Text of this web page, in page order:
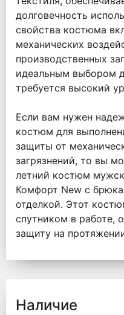
долговечность
свойства костюма
механических
производственных
идеальным выбором
требуется высокий
Если вам нужен
костюм для
защиты от
загрязнений, то вы
летний костюм
Комфорт New с
отделкой. Этот
спутником в работе,
защиту на
Наличие